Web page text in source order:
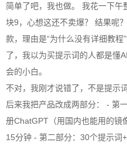
简单了吧，我也做。 我花一下
块9，心想这还不卖爆？ 结果呢
款，理由是“为什么没有详细教程
了，我以为买提示词的人都是懂AI
会的小白。
不对，我刚才说错了，不是提示
后来我把产品改成两部分： - 第
册ChatGPT（用国内也能用的镜
15分钟 - 第二部分：30个提示词